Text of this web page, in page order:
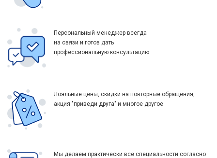
Персональный менеджер всегда
на связи и готов дать
профессиональную консультацию
Лояльные цены, скидки на повторные обращения,
акция "приведи друга" и многое другое
Мы делаем практически все специальности согласно